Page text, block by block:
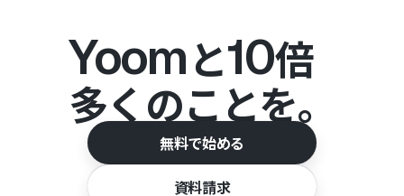
Yoomと10倍
多くのことを。
無料で始める
資料請求